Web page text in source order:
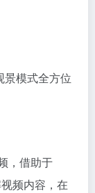
景模式全方位
，借助于
频内容，在